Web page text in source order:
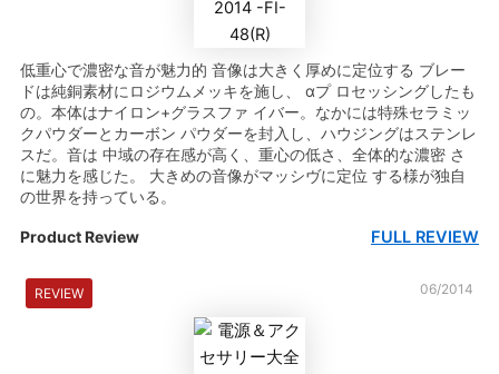
低重心で濃密な音が魅力的 音像は大きく厚めに定位する ブレー
ドは純銅素材にロジウムメッキを施し、 αプ ロセッシングしたも
の。本体はナイロン+グラスファ イバー。なかには特殊セラミッ
クパウダーとカーボン パウダーを封入し、ハウジングはステンレ
スだ。音は 中域の存在感が高く、重心の低さ、全体的な濃密 さ
に魅力を感じた。 大きめの音像がマッシヴに定位 する様が独自
の世界を持っている。
Product Review FULL REVIEW
REVIEW 06/2014